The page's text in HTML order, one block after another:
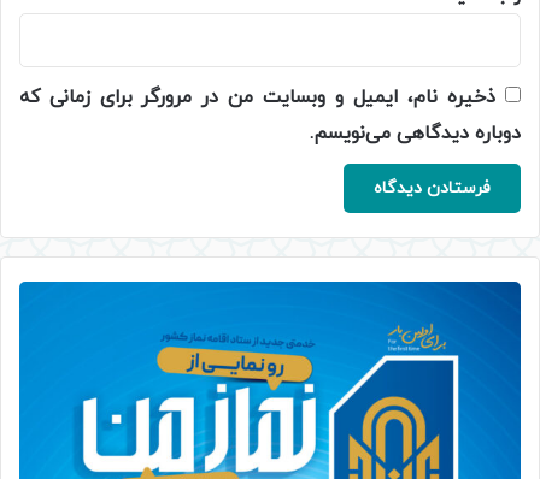
ذخیره نام، ایمیل و وبسایت من در مرورگر برای زمانی که
دوباره دیدگاهی می‌نویسم.